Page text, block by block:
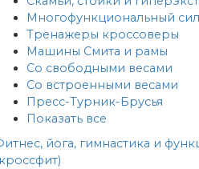
Многофункциональный
Тренажеры кроссоверы
Машины Смита и рамы
Со свободными весами
Со встроенными весами
Пресс-Турник-Брусья
Показать все
йога, гимнастика и